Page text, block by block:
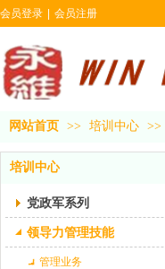
会员登录 会员注册
网站首页 >> 培训中心 >>
培训中心
党政军系列
领导力管理技能
管理业务